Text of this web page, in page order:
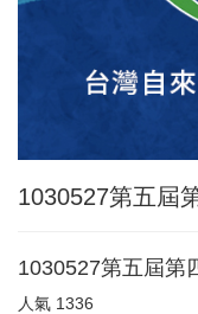
1030527第五屆
1030527第五屆第
人氣 1336